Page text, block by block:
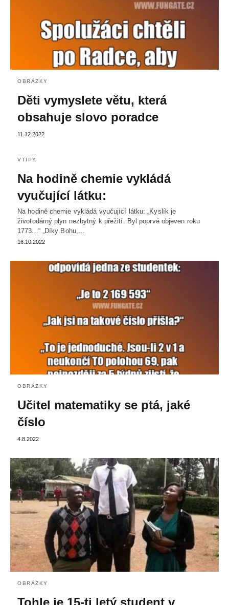
OBRÁZKY
Děti vymyslete větu, která
obsahuje slovo poradce
11.12.2022
VTIPY
Na hodině chemie vykládá
vyučující látku:
Na hodině chemie vykládá vyučující látku: „Kyslík je
životodárný plyn nezbytný k přežití. Byl poprvé objeven roku
1773...“ „Díky Bohu,…
16.10.2022
OBRÁZKY
Učitel matematiky se ptá, jaké
číslo
4.8.2022
OBRÁZKY
Tohle je 15-ti letý student v